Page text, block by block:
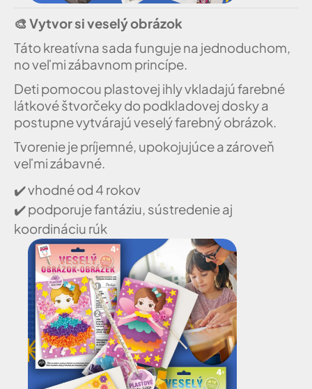
🎨 Vytvor si veselý obrázok
Táto kreatívna sada funguje na jednoduchom,
no veľmi zábavnom princípe.
Deti pomocou plastovej ihly vkladajú farebné
látkové štvorčeky do podkladovej dosky a
postupne vytvárajú veselý farebný obrázok.
Tvorenie je príjemné, upokojujúce a zároveň
veľmi zábavné.
✔️vhodné od 4 rokov
✔️podporuje fantáziu, sústredenie aj
koordináciu rúk